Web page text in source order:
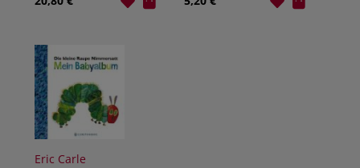
Eric Carle